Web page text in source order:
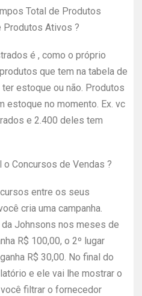
Total de Produtos
Produtos Ativos ?
é , como o próprio
que tem na tabela de
estoque ou não. Produtos
estoque no momento. Ex. vc
e 2.400 deles tem
o Concursos de Vendas ?
entre os seus
cria uma campanha.
Johnsons nos meses de
R$ 100,00, o 2º lugar
R$ 30,00. No final do
e ele vai lhe mostrar o
filtrar o fornecedor